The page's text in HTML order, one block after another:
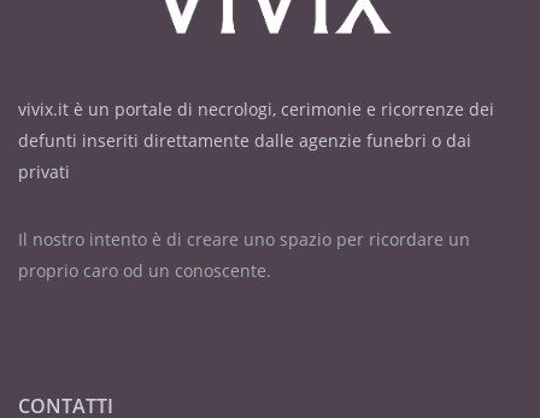
vivix.it è un portale di necrologi, cerimonie e ricorrenze dei
defunti inseriti direttamente dalle agenzie funebri o dai
privati
Il nostro intento è di creare uno spazio per ricordare un
proprio caro od un conoscente.
CONTATTI